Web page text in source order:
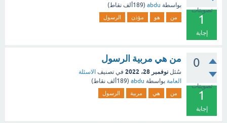
تصويتات
1
إجابة
بواسطة abdu
(189ألف نقاط)
من هو مؤذن الرسول
0
تصويتات
1
إجابة
من هي مربية الرسول
سُئل نوفمبر 28، 2022 في تصنيف الاسئلة
العامة بواسطة abdu
(189ألف نقاط)
من هي مربية الرسول